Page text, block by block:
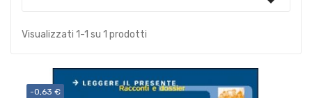
Visualizzati 1-1 su 1 prodotti
-0,63 €